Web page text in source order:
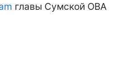
главы Сумской ОВА